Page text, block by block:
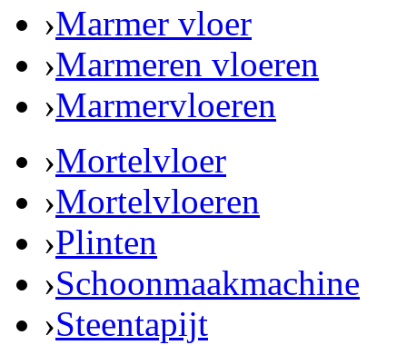
›Marmer vloer
›Marmeren vloeren
›Marmervloeren
›Mortelvloer
›Mortelvloeren
›Plinten
›Schoonmaakmachine
›Steentapijt